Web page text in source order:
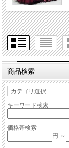
商品検索
キーワード検索
価格帯検索
円 ～